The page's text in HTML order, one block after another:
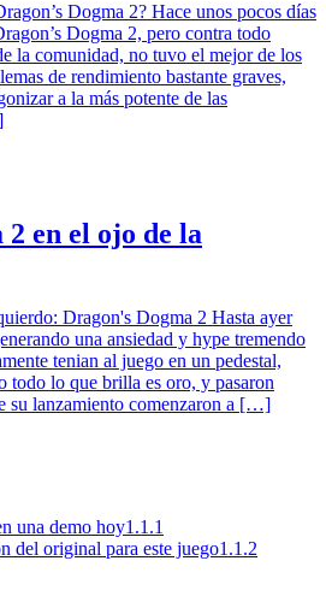
Dogma 2? Hace unos pocos días
Dogma 2, pero contra todo
la comunidad, no tuvo el mejor de los
de rendimiento bastante graves,
a la más potente de las
en el ojo de la
Dragon's Dogma 2 Hasta ayer
una ansiedad y hype tremendo
tenian al juego en un pedestal,
todo lo que brilla es oro, y pasaron
su lanzamiento comenzaron a […]
una demo hoy1.1.1
del original para este juego1.1.2